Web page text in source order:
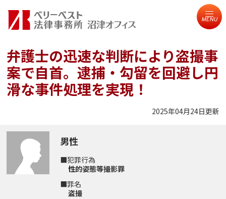
MENU
弁護士の迅速な判断により盗撮事
案で自首。逮捕・勾留を回避し円
滑な事件処理を実現！
2025年04月24日更新
男性
■犯罪行為
性的姿態等撮影罪
■罪名
盗撮